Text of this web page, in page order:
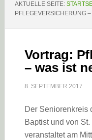
AKTUELLE SEITE:
PFLEGEVERSICHERUNG
Vortrag:
– was ist
8. SEPTEMBER 2017
Der Seniorenkreis
Baptist und von
veranstaltet am